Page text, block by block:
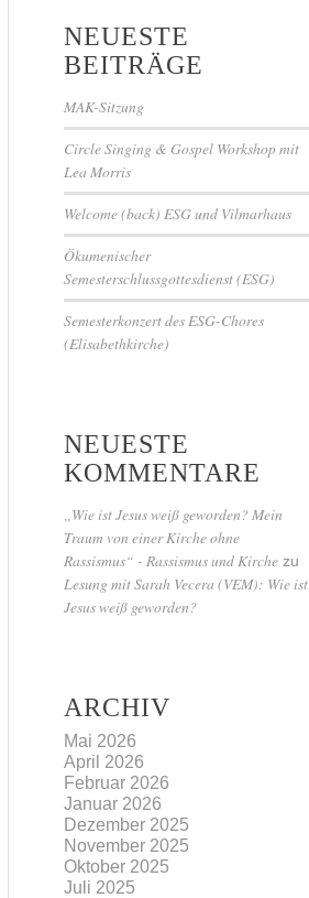
NEUESTE
BEITRÄGE
MAK-Sitzung
Circle Singing & Gospel Workshop mit
Lea Morris
Welcome (back) ESG und Vilmarhaus
Ökumenischer
Semesterschlussgottesdienst (ESG)
Semesterkonzert des ESG-Chores
(Elisabethkirche)
NEUESTE
KOMMENTARE
„Wie ist Jesus weiß geworden? Mein
Traum von einer Kirche ohne
Rassismus“ - Rassismus und Kirche zu
Lesung mit Sarah Vecera (VEM): Wie ist
Jesus weiß geworden?
ARCHIV
Mai 2026
April 2026
Februar 2026
Januar 2026
Dezember 2025
November 2025
Oktober 2025
Juli 2025